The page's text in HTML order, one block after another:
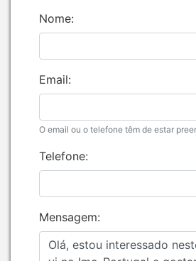
Nome:
Email:
O email ou o telefone têm de estar
Telefone:
Mensagem: